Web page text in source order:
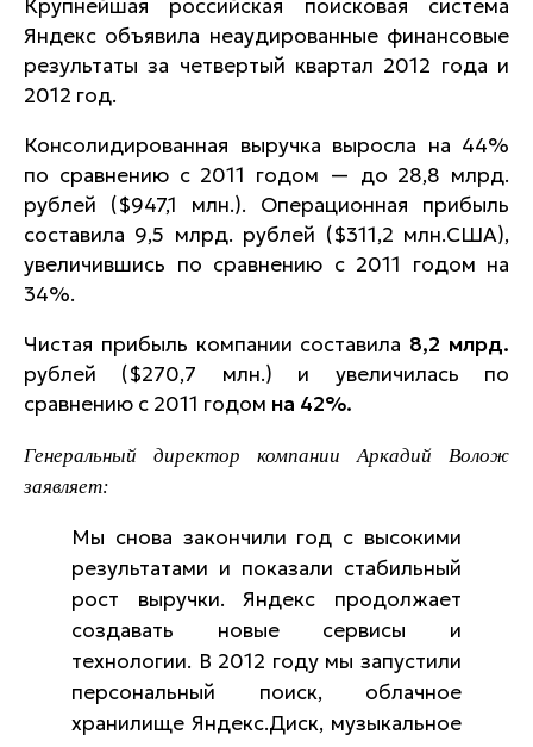
Крупнейшая российская поисковая система
Яндекс объявила неаудированные финансовые
результаты за четвертый квартал 2012 года и
2012 год.
Консолидированная выручка выросла на 44%
по сравнению с 2011 годом — до 28,8 млрд.
рублей ($947,1 млн.). Операционная прибыль
составила 9,5 млрд. рублей ($311,2 млн.США),
увеличившись по сравнению с 2011 годом на
34%.
Чистая прибыль компании составила 8,2 млрд.
рублей ($270,7 млн.) и увеличилась по
сравнению с 2011 годом на 42%.
Генеральный директор компании Аркадий Волож
заявляет:
Мы снова закончили год с высокими
результатами и показали стабильный
рост выручки. Яндекс продолжает
создавать новые сервисы и
технологии. В 2012 году мы запустили
персональный поиск, облачное
хранилище Яндекс.Диск, музыкальное